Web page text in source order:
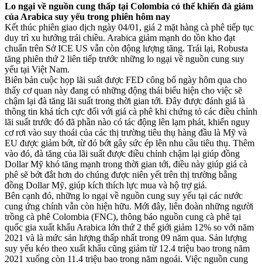
Lo ngại về nguồn cung thấp tại Colombia có thể khiến đà giảm
của Arabica suy yếu trong phiên hôm nay
Kết thúc phiên giao dịch ngày 04/01, giá 2 mặt hàng cà phê tiếp tục
duy trì xu hướng trái chiều. Arabica giảm mạnh do tồn kho đạt
chuẩn trên Sở ICE US vẫn còn động lượng tăng. Trái lại, Robusta
tăng phiên thứ 2 liên tiếp trước những lo ngại về nguồn cung suy
yếu tại Việt Nam.
Biên bản cuộc họp lãi suất được FED công bố ngày hôm qua cho
thấy cơ quan này đang có những động thái biểu hiện cho việc sẽ
chậm lại đà tăng lãi suất trong thời gian tới. Đây được đánh giá là
thông tin khá tích cực đối với giá cà phê khi chứng tỏ các điều chỉnh
lãi suất trước đó đã phần nào có tác động lên lạm phát, khiến nguy
cơ rơi vào suy thoái của các thị trường tiêu thụ hàng đầu là Mỹ và
EU được giảm bớt, từ đó bớt gây sức ép lên nhu cầu tiêu thụ. Thêm
vào đó, đà tăng của lãi suất được điều chỉnh chậm lại giúp đồng
Dollar Mỹ khó tăng mạnh trong thời gian tới, điều này giúp giá cà
phê sẽ bớt đắt hơn do chúng được niên yết trên thị trường bằng
đồng Dollar Mỹ, giúp kích thích lực mua và hộ trợ giá.
Bên cạnh đó, những lo ngại về nguồn cung suy yếu tại các nước
cung ứng chính vẫn còn hiện hữu. Mới đây, liên đoàn những người
trồng cà phê Colombia (FNC), thông báo nguồn cung cà phê tại
quốc gia xuất khẩu Arabica lớn thứ 2 thế giới giảm 12% so với năm
2021 và là mức sản lượng thấp nhất trong 09 năm qua. Sản lượng
suy yếu kéo theo xuất khẩu cũng giảm từ 12.4 triệu bao trong năm
2021 xuống còn 11.4 triệu bao trong năm ngoái. Việc nguồn cung